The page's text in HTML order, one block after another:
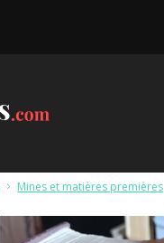
> Mines et matières premières